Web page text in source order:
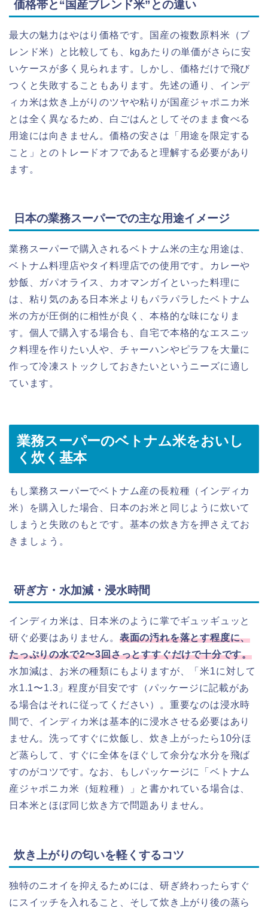
価格帯と“国産ブレンド米”との違い
最大の魅力はやはり価格です。国産の複数原料米（ブ
レンド米）と比較しても、kgあたりの単価がさらに安
いケースが多く見られます。しかし、価格だけで飛び
つくと失敗することもあります。先述の通り、インデ
ィカ米は炊き上がりのツヤや粘りが国産ジャポニカ米
とは全く異なるため、白ごはんとしてそのまま食べる
用途には向きません。価格の安さは「用途を限定する
こと」とのトレードオフであると理解する必要があり
ます。
日本の業務スーパーでの主な用途イメージ
業務スーパーで購入されるベトナム米の主な用途は、
ベトナム料理店やタイ料理店での使用です。カレーや
炒飯、ガパオライス、カオマンガイといった料理に
は、粘り気のある日本米よりもパラパラしたベトナム
米の方が圧倒的に相性が良く、本格的な味になりま
す。個人で購入する場合も、自宅で本格的なエスニッ
ク料理を作りたい人や、チャーハンやピラフを大量に
作って冷凍ストックしておきたいというニーズに適し
ています。
業務スーパーのベトナム米をおいし
く炊く基本
もし業務スーパーでベトナム産の長粒種（インディカ
米）を購入した場合、日本のお米と同じように炊いて
しまうと失敗のもとです。基本の炊き方を押さえてお
きましょう。
研ぎ方・水加減・浸水時間
インディカ米は、日本米のように掌でギュッギュッと
研ぐ必要はありません。 表面の汚れを落とす程度に、
たっぷりの水で2〜3回さっとすすぐだけで十分です。
水加減は、お米の種類にもよりますが、「米1に対して
水1.1〜1.3」程度が目安です（パッケージに記載があ
る場合はそれに従ってください）。重要なのは浸水時
間で、インディカ米は基本的に浸水させる必要はあり
ません。洗ってすぐに炊飯し、炊き上がったら10分ほ
ど蒸らして、すぐに全体をほぐして余分な水分を飛ば
すのがコツです。なお、もしパッケージに「ベトナム
産ジャポニカ米（短粒種）」と書かれている場合は、
日本米とほぼ同じ炊き方で問題ありません。
炊き上がりの匂いを軽くするコツ
独特のニオイを抑えるためには、研ぎ終わったらすぐ
にスイッチを入れること、そして炊き上がり後の蒸ら